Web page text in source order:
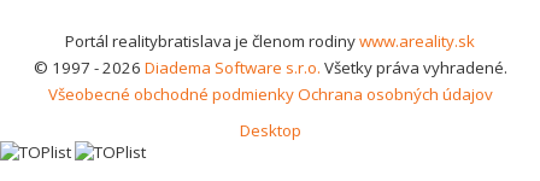
Portál realitybratislava je členom rodinywww.areality.sk
© 1997 - 2026 Diadema Software s.r.o. Všetky práva vyhradené.
Všeobecné obchodné podmienkyOchrana osobných údajov
Desktop